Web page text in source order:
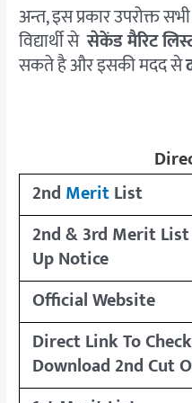
अन्त, इस प्रकार उपरोक्त
विद्यार्थी से सेकेंड मैरिट
सकते है और इसकी मदद से
2nd MeritList
2nd & 3rd Merit
Up Notice
Official Website
Direct Link To
Download 2nd Cut